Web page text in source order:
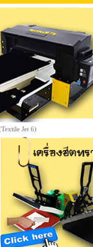
Jet 6)